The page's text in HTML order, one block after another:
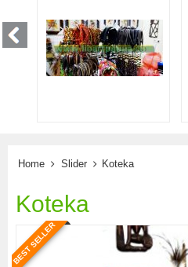
Home Slider Koteka
Koteka
BEST SELLER